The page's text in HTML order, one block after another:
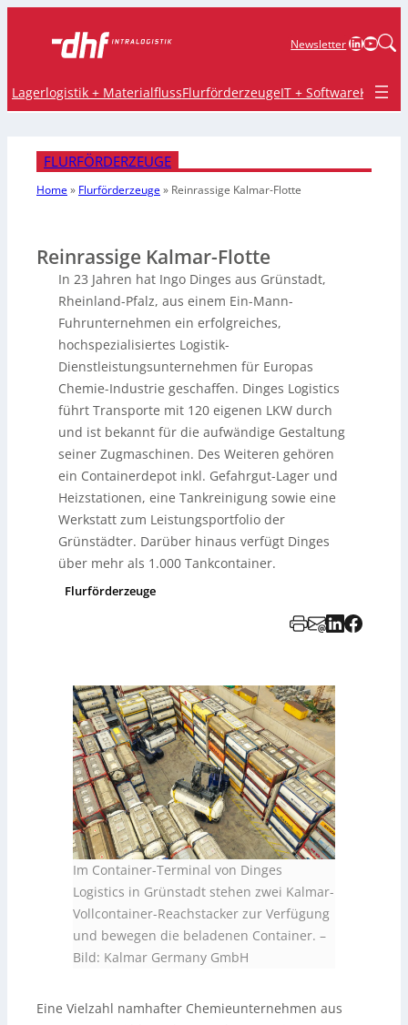
NewsletterLinkedIn
Lagerlogistik + MaterialflussFlurförderzeugeIT + SoftwareKrane
FLURFÖRDERZEUGE
Home» Flurförderzeuge» Reinrassige Kalmar-Flotte
Reinrassige Kalmar-Flotte
In 23 Jahren hat Ingo Dinges aus Grünstadt,
Rheinland-Pfalz, aus einem Ein-Mann-
Fuhrunternehmen ein erfolgreiches,
hochspezialisiertes Logistik-
Dienstleistungsunternehmen für Europas
Chemie-Industrie geschaffen. Dinges Logistics
führt Transporte mit 120 eigenen LKW durch
und ist bekannt für die aufwändige Gestaltung
seiner Zugmaschinen. Des Weiteren gehören
ein Containerdepot inkl. Gefahrgut-Lager und
Heizstationen, eine Tankreinigung sowie eine
Werkstatt zum Leistungsportfolio der
Grünstädter. Darüber hinaus verfügt Dinges
über mehr als 1.000 Tankcontainer.
Flurförderzeuge
Im Container-Terminal von Dinges
Logistics in Grünstadt stehen zwei Kalmar-
Vollcontainer-Reachstacker zur Verfügung
und bewegen die beladenen Container. –
Bild: Kalmar Germany GmbH
Eine Vielzahl namhafter Chemieunternehmen aus